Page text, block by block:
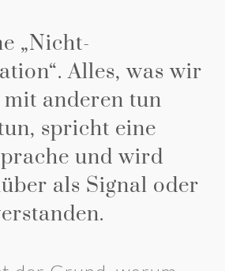
„Nicht-
Alles, was wir
anderen tun
spricht eine
und wird
als Signal oder